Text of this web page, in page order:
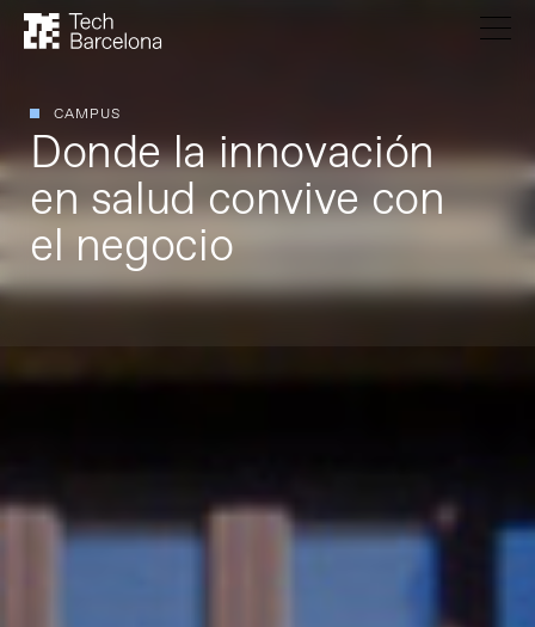
CAMPUS
Donde la innovación
en salud convive con
el negocio